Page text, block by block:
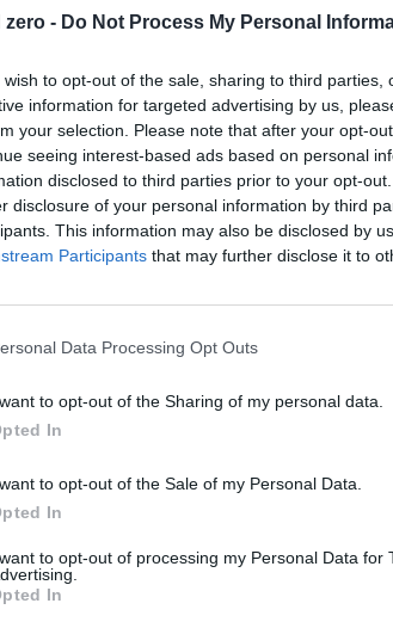
zero - Do Not Process My Personal
wish to opt-out of the sale, sharing to third
information for targeted advertising by us,
your selection. Please note that after your opt-
seeing interest-based ads based on personal
disclosed to third parties prior to your opt-
disclosure of your personal information by third
This information may also be disclosed by
Participants that may further disclose it to
Data Processing Opt Outs
to opt-out of the Sharing of my personal data.
In
to opt-out of the Sale of my Personal Data.
In
to opt-out of processing my Personal Data for
In